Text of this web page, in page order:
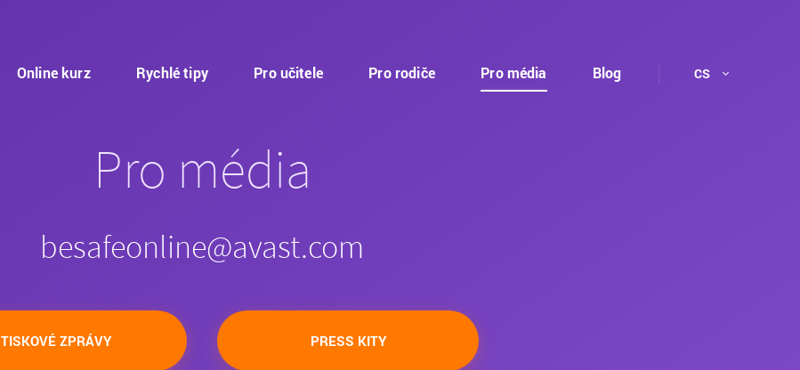
Online kurz Rychlé tipy Pro učitele Pro rodiče Pro média Blog CS
Pro média
besafeonline@avast.com
TISKOVÉ ZPRÁVY PRESS KITY